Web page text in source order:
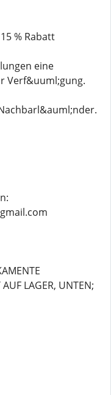
% Rabatt
eine
Verf&uuml;gung.
LAGER, UNTEN;